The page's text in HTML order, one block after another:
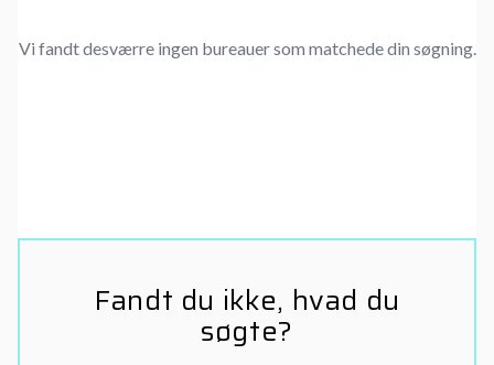
Vi fandt desværre ingen bureauer som matchede din søgning.
Fandt du ikke, hvad du
søgte?